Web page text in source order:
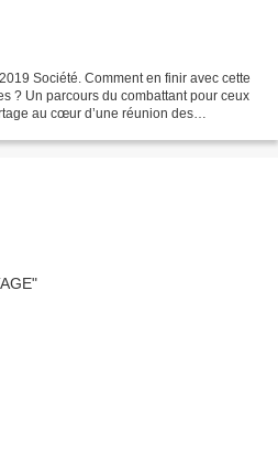
Société. Comment en finir avec cette
? Un parcours du combattant pour ceux
au cœur d’une réunion des